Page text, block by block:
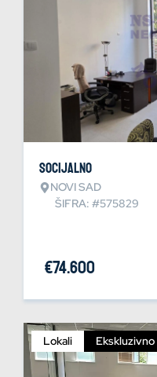
Socijalno
NOVI SAD
ŠIFRA: #575829
€74.600
Lokali Ekskluzivno